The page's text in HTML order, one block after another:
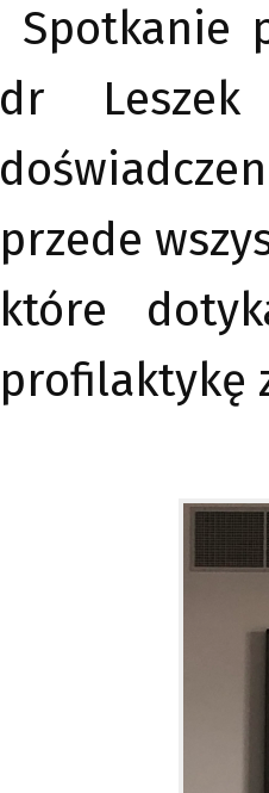
Spotkanie
dr
przede
które
profilaktykę